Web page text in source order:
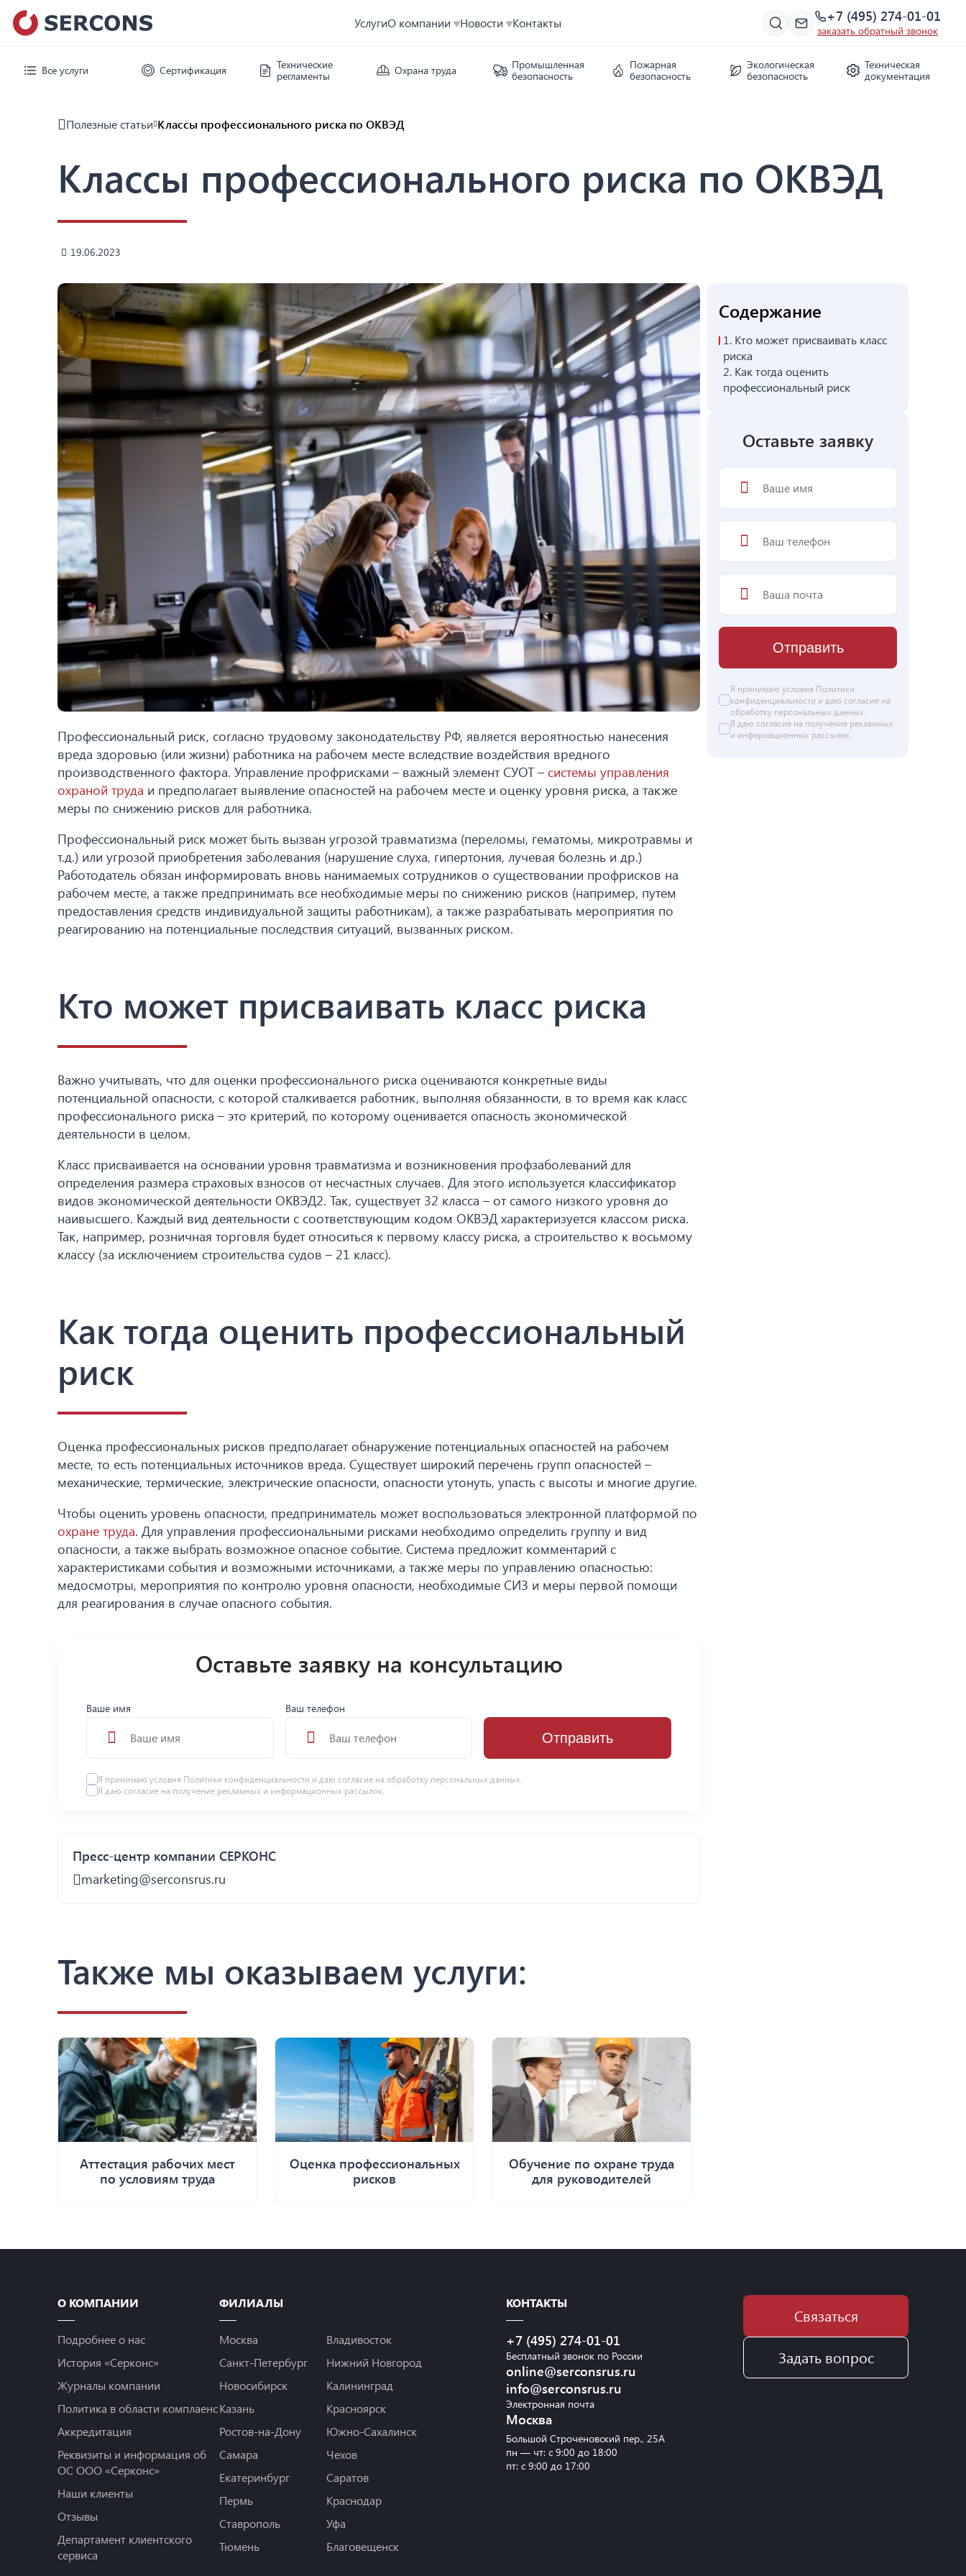
УслугиО компании Новости Контакты +7 (495) 274-01-01
заказать обратный звонок
Все услуги Сертификация
Технические
регламенты
Охрана труда
Промышленная
безопасность
Пожарная
безопасность
Экологическая
безопасность
Техническая
документация
Полезные статьи Классы профессионального риска по ОКВЭД
Классы профессионального риска по ОКВЭД
19.06.2023
Профессиональный риск, согласно трудовому законодательству РФ, является вероятностью нанесения
вреда здоровью (или жизни) работника на рабочем месте вследствие воздействия вредного
производственного фактора. Управление профрисками – важный элемент СУОТ – системы управления
охраной труда и предполагает выявление опасностей на рабочем месте и оценку уровня риска, а также
меры по снижению рисков для работника.
Профессиональный риск может быть вызван угрозой травматизма (переломы, гематомы, микротравмы и
т.д.) или угрозой приобретения заболевания (нарушение слуха, гипертония, лучевая болезнь и др.)
Работодатель обязан информировать вновь нанимаемых сотрудников о существовании профрисков на
рабочем месте, а также предпринимать все необходимые меры по снижению рисков (например, путем
предоставления средств индивидуальной защиты работникам), а также разрабатывать мероприятия по
реагированию на потенциальные последствия ситуаций, вызванных риском.
Кто может присваивать класс риска
Важно учитывать, что для оценки профессионального риска оцениваются конкретные виды
потенциальной опасности, с которой сталкивается работник, выполняя обязанности, в то время как класс
профессионального риска – это критерий, по которому оценивается опасность экономической
деятельности в целом.
Класс присваивается на основании уровня травматизма и возникновения профзаболеваний для
определения размера страховых взносов от несчастных случаев. Для этого используется классификатор
видов экономической деятельности ОКВЭД2. Так, существует 32 класса – от самого низкого уровня до
наивысшего. Каждый вид деятельности с соответствующим кодом ОКВЭД характеризуется классом риска.
Так, например, розничная торговля будет относиться к первому классу риска, а строительство к восьмому
классу (за исключением строительства судов – 21 класс).
Как тогда оценить профессиональный
риск
Оценка профессиональных рисков предполагает обнаружение потенциальных опасностей на рабочем
месте, то есть потенциальных источников вреда. Существует широкий перечень групп опасностей –
механические, термические, электрические опасности, опасности утонуть, упасть с высоты и многие другие.
Чтобы оценить уровень опасности, предприниматель может воспользоваться электронной платформой по
охране труда. Для управления профессиональными рисками необходимо определить группу и вид
опасности, а также выбрать возможное опасное событие. Система предложит комментарий с
характеристиками события и возможными источниками, а также меры по управлению опасностью:
медосмотры, мероприятия по контролю уровня опасности, необходимые СИЗ и меры первой помощи
для реагирования в случае опасного события.
Оставьте заявку на консультацию
Ваше имя Ваш телефон
Отправить
Я принимаю условия Политики конфиденциальности и даю согласие на обработку персональных данных.
Я даю согласие на получение рекламных и информационных рассылок.
Пресс-центр компании СЕРКОНС
marketing@serconsrus.ru
Содержание
1. Кто может присваивать класс
риска
2. Как тогда оценить
профессиональный риск
Оставьте заявку
Отправить
Я принимаю условия Политики
конфиденциальности и даю согласие на
обработку персональных данных.
Я даю согласие на получение рекламных
и информационных рассылок.
Также мы оказываем услуги:
Аттестация рабочих мест
по условиям труда
Оценка профессиональных
рисков
Обучение по охране труда
для руководителей
О КОМПАНИИ
Подробнее о нас
История «Серконс»
Журналы компании
Политика в области комплаенс
Аккредитация
Реквизиты и информация об
ОС ООО «Серконс»
Наши клиенты
Отзывы
Департамент клиентского
сервиса
ФИЛИАЛЫ
Москва
Санкт-Петербург
Новосибирск
Казань
Ростов-на-Дону
Самара
Екатеринбург
Пермь
Ставрополь
Тюмень
Владивосток
Нижний Новгород
Калининград
Красноярск
Южно-Сахалинск
Чехов
Саратов
Краснодар
Уфа
Благовещенск
КОНТАКТЫ
+7 (495) 274-01-01
Бесплатный звонок по России
online@serconsrus.ru
info@serconsrus.ru
Электронная почта
Москва
Большой Строченовский пер., 25А
пн — чт: с 9:00 до 18:00
пт: с 9:00 до 17:00
Связаться
Задать вопрос